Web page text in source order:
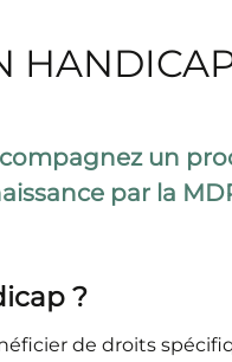
un
par la
?
de droits